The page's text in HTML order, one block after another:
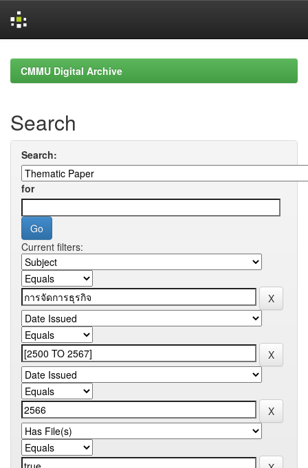
navigationCMMU Digital Archive
Search
Search:
for
Current filters: